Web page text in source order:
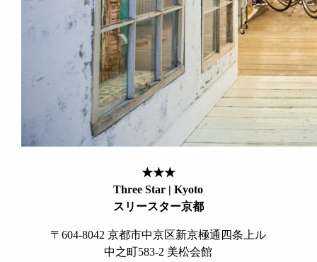
★★★
Three Star | Kyoto
スリースター京都
〒604-8042 京都市中京区新京極通四条上ル
中之町583-2 美松会館